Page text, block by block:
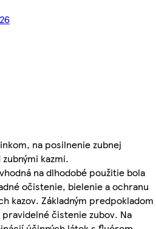
na posilnenie zubnej
kazmi.
na dlhodobé použitie bola
očistenie, bielenie a ochranu
kazov. Základným predpokladom
čistenie zubov. Na